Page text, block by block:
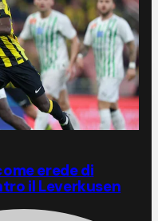
erede di
il Leverkusen